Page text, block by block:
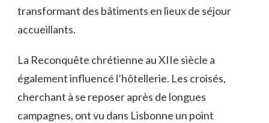
transformant des bâtiments en lieux de séjour
accueillants.
La Reconquête chrétienne au XIIe siècle a
également influencé l’hôtellerie. Les croisés,
cherchant à se reposer après de longues
campagnes, ont vu dans Lisbonne un point